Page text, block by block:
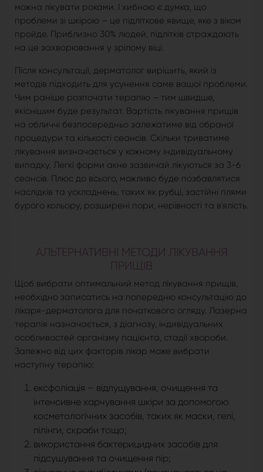
можна лікувати роками. І хибною є думка, що
проблеми зі шкірою – це підліткове явище, яке з віком
пройде. Приблизно 30% людей, підлітків страждають
на це захворювання у зрілому віці.
Після консультації, дерматолог вирішить, який із
методів підходить для усунення саме вашої проблеми.
Чим раніше розпочати терапію – тим швидше,
якіснішим буде результат. Вартість лікування прищів
на обличчі безпосередньо залежатиме від обраної
процедури та кількості сеансів. Скільки триватиме
лікування визначається у кожному індивідуальному
випадку. Легкі форми акне зазвичай лікуються за 3-6
сеансів. Плюс до всього, можливо буде позбавлятися
наслідків та ускладнень, таких як рубці, застійні плями
бурого кольору, розширені пори, нерівності та в'ялість.
АЛЬТЕРНАТИВНІ МЕТОДИ ЛІКУВАННЯ
ПРИЩІВ
Щоб вибрати оптимальний метод лікування прищів,
необхідно записатись на попередню консультацію до
лікаря-дерматолога для початкового огляду. Лазерна
терапія назначається, з діагнозу, індивідуальних
особливостей організму пацієнта, стадії хвороби.
Залежно від цих факторів лікар може вибрати
наступну терапію:
ексфоліація – відлущування, очищення та
інтенсивне харчування шкіри за допомогою
косметологічних засобів, таких як маски, гелі,
пілінги, скраби тощо;
використання бактерицидних засобів для
підсушування та очищення пір;